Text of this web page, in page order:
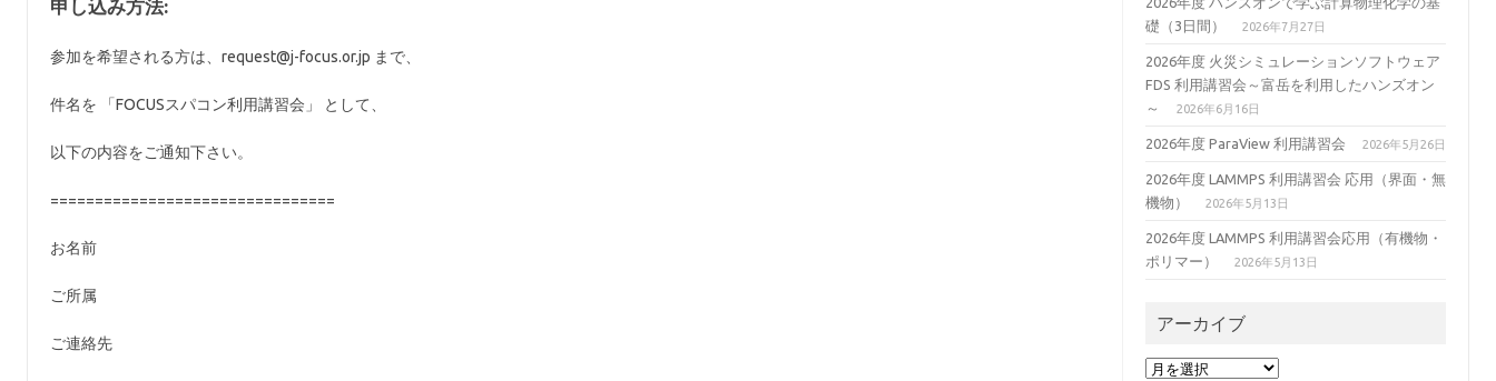
申し込み方法:
参加を希望される方は、request@j-focus.or.jp まで、
件名を 「FOCUSスパコン利用講習会」 として、
以下の内容をご通知下さい。
================================
お名前
ご所属
ご連絡先
礎（3日間）
2026年7月27日
2026年度 火災シミュレーションソフトウェア
FDS 利用講習会～富岳を利用したハンズオン
～
2026年6月16日
2026年度 ParaView 利用講習会 2026年5月26日
2026年度 LAMMPS 利用講習会 応用（界面・無
機物）
2026年5月13日
2026年度 LAMMPS 利用講習会応用（有機物・
ポリマー）
2026年5月13日
アーカイブ
ア